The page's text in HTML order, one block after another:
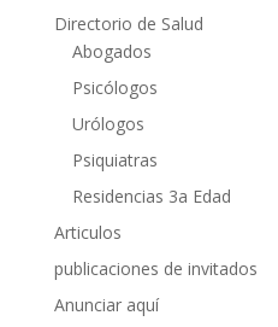
Directorio de Salud
Abogados
Psicólogos
Urólogos
Psiquiatras
Residencias 3a Edad
Articulos
publicaciones de invitados
Anunciar aquí